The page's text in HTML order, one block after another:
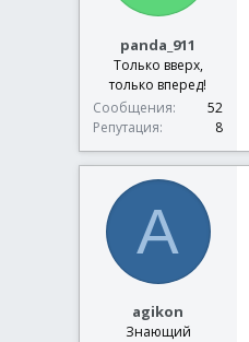
panda_911
Только вверх,
только вперед!
Сообщения
52
Репутация
8
A
agikon
Знающий